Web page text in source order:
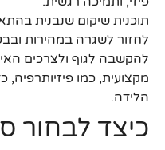
תוכנית שיקום שנבנית
לחזור לשגרה במהירות
להקשבה לגוף ולצרכים
מקצועית, כמו
הלידה.
כיצד לבחור